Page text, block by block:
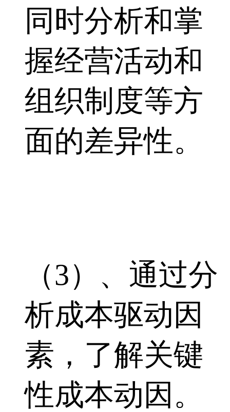
同时分析和掌
握经营活动和
组织制度等方
面的差异性。
（3）、通过分
析成本驱动因
素，了解关键
性成本动因。